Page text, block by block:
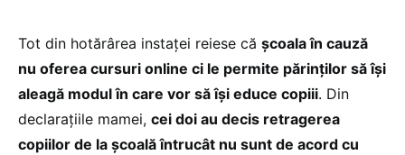
Tot din hotărârea instaței reiese că școala în cauză
nu oferea cursuri online ci le permite părinţilor să îşi
aleagă modul în care vor să îşi educe copiii. Din
declarațiile mamei, cei doi au decis retragerea
copiilor de la şcoală întrucât nu sunt de acord cu